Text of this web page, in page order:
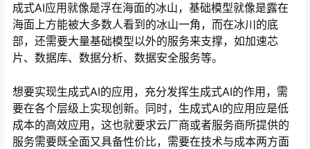
成式AI应用就像是浮在海面的冰山，基础模型就像是露在
海面上方能被大多数人看到的冰山一角，而在冰川的底
部，还需要大量基础模型以外的服务来支撑，如加速芯
片、数据库、数据分析、数据安全服务等。
想要实现生成式AI的应用，充分发挥生成式AI的作用，需
要在各个层级上实现创新。同时，生成式AI的应用应是低
成本的高效应用，这也就要求云厂商或者服务商所提供的
服务需要既全面又具备性价比，需要在技术与成本两方面